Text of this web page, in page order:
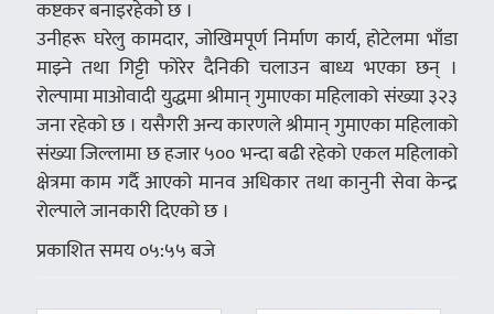
कष्टकर बनाइरहेको छ ।
उनीहरू घरेलु कामदार, जोखिमपूर्ण निर्माण कार्य, होटेलमा भाँडा
माझ्ने तथा गिट्टी फोरेर दैनिकी चलाउन बाध्य भएका छन् ।
रोल्पामा माओवादी युद्धमा श्रीमान् गुमाएका महिलाको संख्या ३२३
जना रहेको छ । यसैगरी अन्य कारणले श्रीमान् गुमाएका महिलाको
संख्या जिल्लामा छ हजार ५०० भन्दा बढी रहेको एकल महिलाको
क्षेत्रमा काम गर्दै आएको मानव अधिकार तथा कानुनी सेवा केन्द्र
रोल्पाले जानकारी दिएको छ ।
प्रकाशित समय ०५:५५ बजे